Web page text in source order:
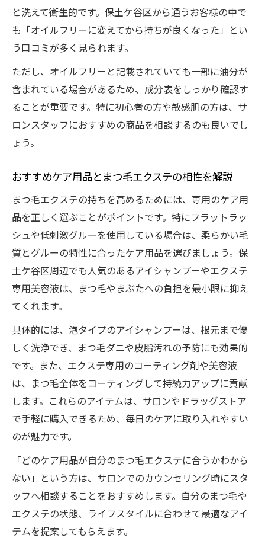
と洗えて衛生的です。保土ケ谷区から通うお客様の中で
も「オイルフリーに変えてから持ちが良くなった」とい
う口コミが多く見られます。
ただし、オイルフリーと記載されていても一部に油分が
含まれている場合があるため、成分表をしっかり確認す
ることが重要です。特に初心者の方や敏感肌の方は、サ
ロンスタッフにおすすめの商品を相談するのも良いでし
ょう。
おすすめケア用品とまつ毛エクステの相性を解説
まつ毛エクステの持ちを高めるためには、専用のケア用
品を正しく選ぶことがポイントです。特にフラットラッ
シュや低刺激グルーを使用している場合は、柔らかい毛
質とグルーの特性に合ったケア用品を選びましょう。保
土ケ谷区周辺でも人気のあるアイシャンプーやエクステ
専用美容液は、まつ毛やまぶたへの負担を最小限に抑え
てくれます。
具体的には、泡タイプのアイシャンプーは、根元まで優
しく洗浄でき、まつ毛ダニや皮脂汚れの予防にも効果的
です。また、エクステ専用のコーティング剤や美容液
は、まつ毛全体をコーティングして持続力アップに貢献
します。これらのアイテムは、サロンやドラッグストア
で手軽に購入できるため、毎日のケアに取り入れやすい
のが魅力です。
「どのケア用品が自分のまつ毛エクステに合うかわから
ない」という方は、サロンでのカウンセリング時にスタ
ッフへ相談することをおすすめします。自分のまつ毛や
エクステの状態、ライフスタイルに合わせて最適なアイ
テムを提案してもらえます。